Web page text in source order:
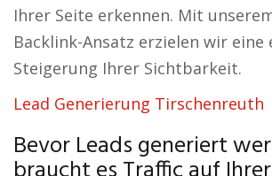
Ihrer Seite erkennen. Mit
Backlink-Ansatz erzielen wir eine
Steigerung Ihrer Sichtbarkeit.
Lead Generierung Tirschenreuth
Bevor Leads generiert